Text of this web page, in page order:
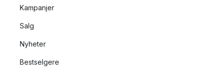
Kampanjer
Salg
Nyheter
Bestselgere